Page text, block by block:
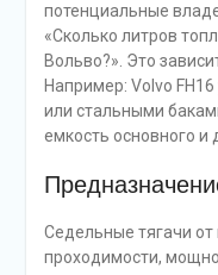
потенциальные
«Сколько литров
Вольво?». Это
Например: Volvo
или стальными
емкость основного и
Седельные тягачи
проходимости,